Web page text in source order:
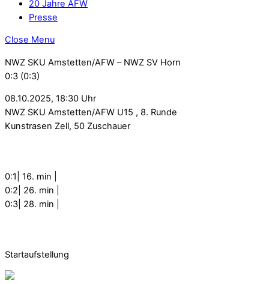
20 Jahre AFW
Presse
Close Menu
NWZ SKU Amstetten/AFW – NWZ SV Horn
0:3 (0:3)
08.10.2025, 18:30 Uhr
NWZ SKU Amstetten/AFW U15 , 8. Runde
Kunstrasen Zell, 50 Zuschauer
0:1| 16. min |
0:2| 26. min |
0:3| 28. min |
Startaufstellung